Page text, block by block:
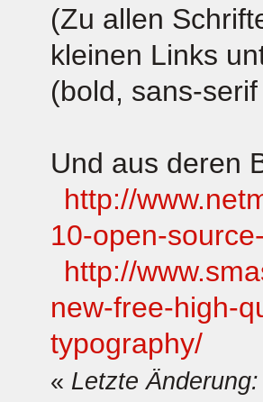
(Zu allen
kleinen Links
(bold, sans-
Und aus deren
http://
10-open-
http://
new-free-high-
typography/
« Letzte